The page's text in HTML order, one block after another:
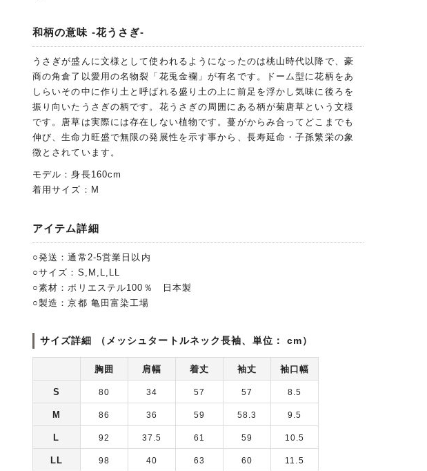
和柄の意味 -花うさぎ-
うさぎが盛んに文様として使われるようになったのは桃山時代以降で、豪
商の角倉了以愛用の名物裂「花兎金襴」が有名です。ドーム型に花柄をあ
しらいその中に作り土と呼ばれる盛り土の上に前足を浮かし気味に後ろを
振り向いたうさぎの柄です。花うさぎの周囲にある柄が菊唐草という文様
です。唐草は実際には存在しない植物です。蔓がからみ合ってどこまでも
伸び、生命力旺盛で無限の発展性を示す事から、長寿延命・子孫繁栄の象
徴とされています。
モデル：身長160cm
着用サイズ：M
アイテム詳細
○発送：通常2-5営業日以内
○サイズ：S,M,L,LL
○素材：ポリエステル100％ 日本製
○製造：京都 亀田富染工場
サイズ詳細 （メッシュタートルネック長袖、単位： cm）
胸囲 肩幅 着丈 袖丈 袖口幅
S 80 34 57 57 8.5
M 86 36 59 58.3 9.5
L 92 37.5 61 59 10.5
LL 98 40 63 60 11.5